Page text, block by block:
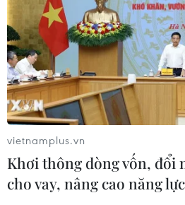
Hà Nội mở thêm trường mới,
bổ sung 540 chỉ tiêu lớp 10
10/08/2026 13:11
Từ năm 2027, đưa vào vận
tảng quản lý cấp cứu ngoại
quốc
10/08/2026 13:10
vietnamplus.vn
Khơi thông dòng vốn, đổi
cho vay, nâng cao năng